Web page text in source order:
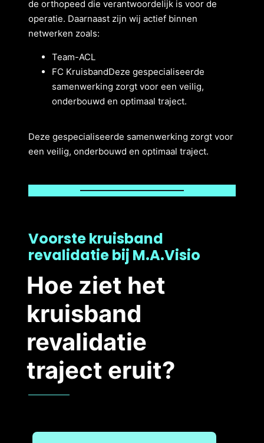
de orthopeed die verantwoordelijk is voor de
operatie. Daarnaast zijn wij actief binnen
netwerken zoals:
Team-ACL
FC KruisbandDeze gespecialiseerde
samenwerking zorgt voor een veilig,
onderbouwd en optimaal traject.
Deze gespecialiseerde samenwerking zorgt voor
een veilig, onderbouwd en optimaal traject.
Voorste kruisband
revalidatie bij M.A.Visio
Hoe ziet het
kruisband
revalidatie
traject eruit?